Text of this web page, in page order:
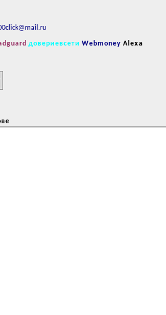
довериевсети Webmoney Alexa